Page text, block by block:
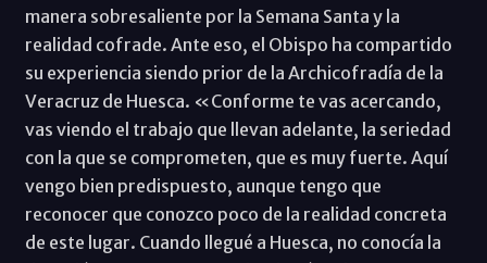
manera sobresaliente por la Semana Santa y la
realidad cofrade. Ante eso, el Obispo ha compartido
su experiencia siendo prior de la Archicofradía de la
Veracruz de Huesca. «Conforme te vas acercando,
vas viendo el trabajo que llevan adelante, la seriedad
con la que se comprometen, que es muy fuerte. Aquí
vengo bien predispuesto, aunque tengo que
reconocer que conozco poco de la realidad concreta
de este lugar. Cuando llegué a Huesca, no conocía la